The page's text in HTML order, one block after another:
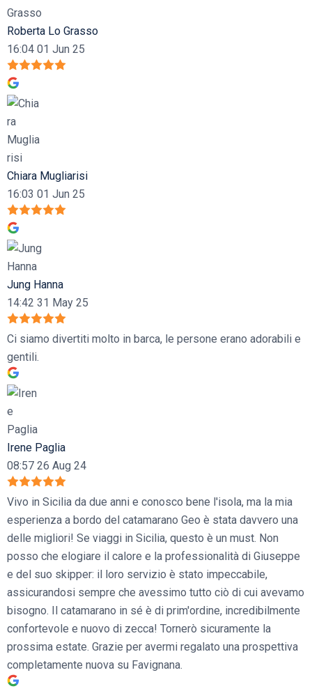
Roberta Lo Grasso
16:04 01 Jun 25
Chiara Mugliarisi
16:03 01 Jun 25
Jung Hanna
14:42 31 May 25
Ci siamo divertiti molto in barca, le persone erano adorabili e
gentili.
Irene Paglia
08:57 26 Aug 24
Vivo in Sicilia da due anni e conosco bene l'isola, ma la mia
esperienza a bordo del catamarano Geo è stata davvero una
delle migliori! Se viaggi in Sicilia, questo è un must. Non
posso che elogiare il calore e la professionalità di Giuseppe
e del suo skipper: il loro servizio è stato impeccabile,
assicurandosi sempre che avessimo tutto ciò di cui avevamo
bisogno. Il catamarano in sé è di prim'ordine, incredibilmente
confortevole e nuovo di zecca! Tornerò sicuramente la
prossima estate. Grazie per avermi regalato una prospettiva
completamente nuova su Favignana.